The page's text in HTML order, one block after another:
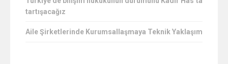
tartışacağız
Aile Şirketlerinde Kurumsallaşmaya Teknik Yaklaşım